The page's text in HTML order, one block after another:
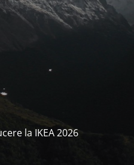
la IKEA 2026